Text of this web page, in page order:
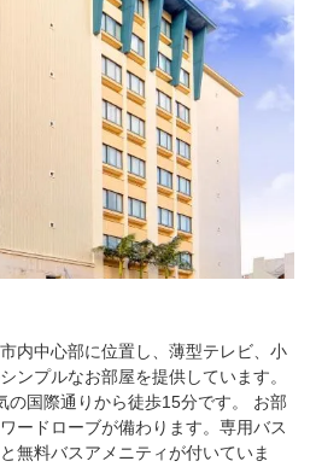
内中心部に位置し、薄型テレビ、小
ンプルなお部屋を提供しています。
の国際通りから徒歩15分です。 お部
ードローブが備わります。専用バス
無料バスアメニティが付いていま